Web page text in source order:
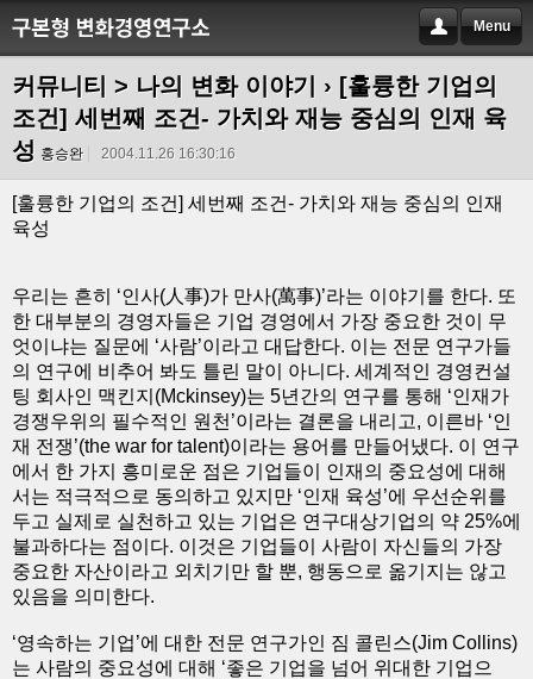
Menu
커뮤니티 > 나의 변화 이야기
› [훌륭한 기업의
조건] 세번째 조건- 가치와 재능 중심의 인재 육
성 홍승완 2004.11.26 16:30:16
[훌륭한 기업의 조건] 세번째 조건- 가치와 재능 중심의 인재
육성
우리는 흔히 ‘인사(人事)가 만사(萬事)’라는 이야기를 한다. 또
한 대부분의 경영자들은 기업 경영에서 가장 중요한 것이 무
엇이냐는 질문에 ‘사람’이라고 대답한다. 이는 전문 연구가들
의 연구에 비추어 봐도 틀린 말이 아니다. 세계적인 경영컨설
팅 회사인 맥킨지(Mckinsey)는 5년간의 연구를 통해 ‘인재가
경쟁우위의 필수적인 원천’이라는 결론을 내리고, 이른바 ‘인
재 전쟁’(the war for talent)이라는 용어를 만들어냈다. 이 연구
에서 한 가지 흥미로운 점은 기업들이 인재의 중요성에 대해
서는 적극적으로 동의하고 있지만 ‘인재 육성’에 우선순위를
두고 실제로 실천하고 있는 기업은 연구대상기업의 약 25%에
불과하다는 점이다. 이것은 기업들이 사람이 자신들의 가장
중요한 자산이라고 외치기만 할 뿐, 행동으로 옮기지는 않고
있음을 의미한다.
‘영속하는 기업’에 대한 전문 연구가인 짐 콜린스(Jim Collins)
는 사람의 중요성에 대해 ‘좋은 기업을 넘어 위대한 기업으